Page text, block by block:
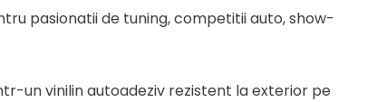
pasionatii de tuning, competitii auto, show-
un vinilin autoadeziv rezistent la exterior pe